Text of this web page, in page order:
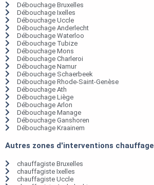
Débouchage Bruxelles
Débouchage Ixelles
Débouchage Uccle
Débouchage Anderlecht
Débouchage Waterloo
Débouchage Tubize
Débouchage Mons
Débouchage Charleroi
Débouchage Namur
Débouchage Schaerbeek
Débouchage Rhode-Saint-Genèse
Débouchage Ath
Débouchage Liège
Débouchage Arlon
Débouchage Manage
Débouchage Ganshoren
Débouchage Kraainem
Autres zones d'interventions chauffage
chauffagiste Bruxelles
chauffagiste Ixelles
chauffagiste Uccle